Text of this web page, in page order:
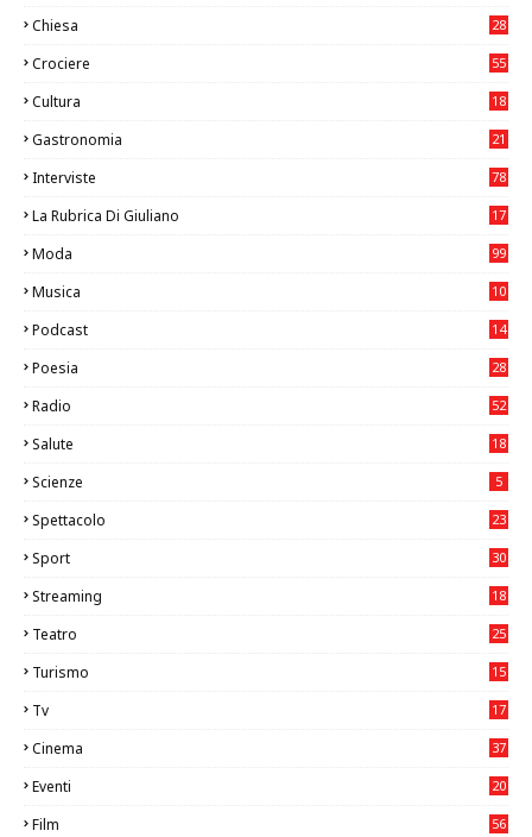
Chiesa
28
Crociere 55
Cultura
18
Gastronomia
21
Interviste 78
La Rubrica Di Giuliano
17
Moda 99
Musica
10
Podcast 14
Poesia 28
Radio 52
Salute
18
Scienze 5
Spettacolo 23
Sport
30
Streaming 18
Teatro
25
Turismo
15
Tv
17
Cinema
37
Eventi
20
Film
56